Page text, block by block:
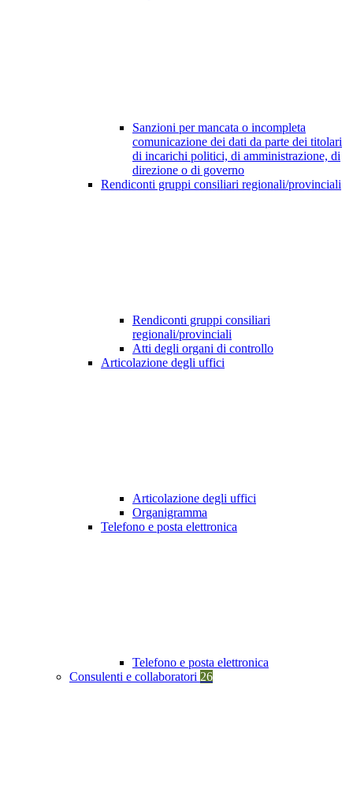
Sanzioni per mancata o incompleta
comunicazione dei dati da parte dei titolari
di incarichi politici, di amministrazione, di
direzione o di governo
Rendiconti gruppi consiliari regionali/provinciali
Rendiconti gruppi consiliari
regionali/provinciali
Atti degli organi di controllo
Articolazione degli uffici
Articolazione degli uffici
Organigramma
Telefono e posta elettronica
Telefono e posta elettronica
Consulenti e collaboratori 26